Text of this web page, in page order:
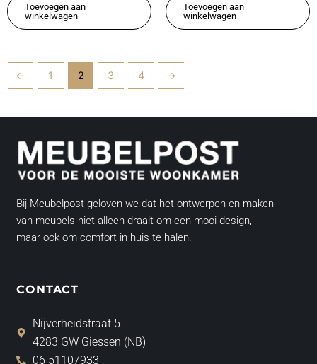
Toevoegen aan
winkelwagen
Toevoegen aan
winkelwagen
← 1 2 3 4 →
Bij Meubelpost geloven we dat het ontwerpen en maken
van meubels niet alleen draait om een mooi design,
maar ook om comfort in huis te halen.
CONTACT
Nijverheidstraat 5
4283 GW Giessen (NB)
06 51107933